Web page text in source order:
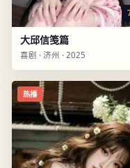
大邱信笺篇
喜剧 · 济州 · 2025
热播